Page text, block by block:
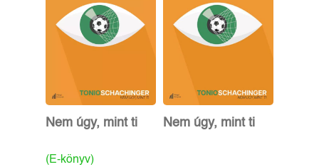
Nem úgy, mint ti
(E-könyv)
Nem úgy, mint ti